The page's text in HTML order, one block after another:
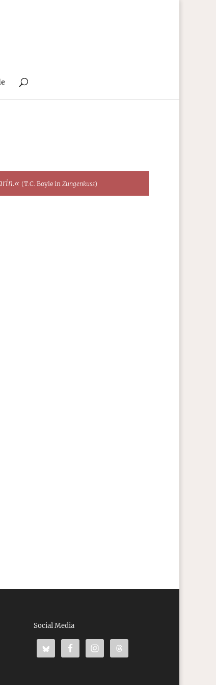
(T.C. Boyle in Zungenkuss)
Social Media